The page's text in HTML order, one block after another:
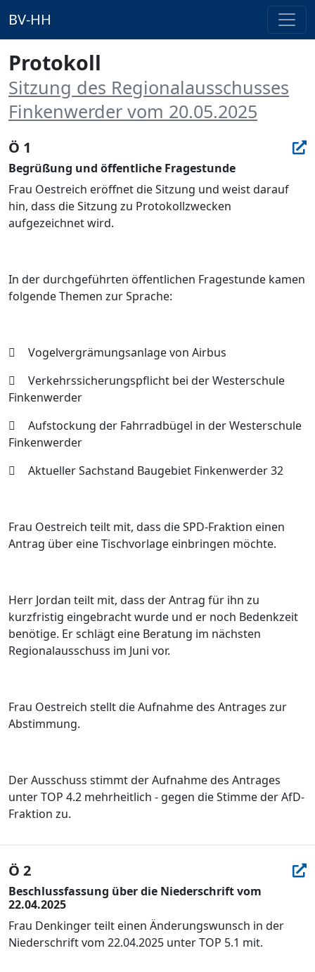
BV-HH
Protokoll
Sitzung des Regionalausschusses
Finkenwerder vom 20.05.2025
Ö 1
Begrüßung und öffentliche Fragestunde
Frau Oestreich eröffnet die Sitzung und weist darauf
hin, dass die Sitzung zu Protokollzwecken
aufgezeichnet wird.
In der durchgeführten öffentlichen Fragestunde kamen
folgende Themen zur Sprache:

Vogelvergrämungsanlage von Airbus

Verkehrssicherungspflicht bei der Westerschule
Finkenwerder

Aufstockung der Fahrradbügel in der Westerschule
Finkenwerder

Aktueller Sachstand Baugebiet Finkenwerder 32
Frau Oestreich teilt mit, dass die SPD-Fraktion einen
Antrag über eine Tischvorlage einbringen möchte.
Herr Jordan teilt mit, dass der Antrag für ihn zu
kurzfristig eingebracht wurde und er noch Bedenkzeit
benötige. Er schlägt eine Beratung im nächsten
Regionalausschuss im Juni vor.
Frau Oestreich stellt die Aufnahme des Antrages zur
Abstimmung.
Der Ausschuss stimmt der Aufnahme des Antrages
unter TOP 4.2 mehrheitlich - gegen die Stimme der AfD-
Fraktion zu.
Ö 2
Beschlussfassung über die Niederschrift vom
22.04.2025
Frau Denkinger teilt einen Änderungswunsch in der
Niederschrift vom 22.04.2025 unter TOP 5.1 mit.